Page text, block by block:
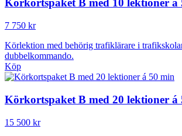
Körkortspaket B med 10 lektioner á
7 750 kr
Körlektion med behörig trafiklärare i
dubbelkommando.
Köp
Körkortspaket B med 20 lektioner á
15 500 kr